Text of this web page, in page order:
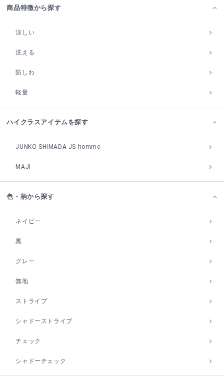
商品特徴から探す
涼しい
洗える
防しわ
軽量
ハイクラスアイテムを探す
JUNKO SHIMADA JS homme
MAJI
色・柄から探す
ネイビー
黒
グレー
無地
ストライプ
シャドーストライプ
チェック
シャドーチェック